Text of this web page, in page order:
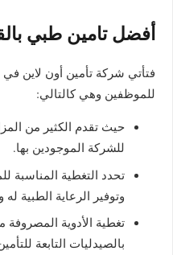
أفضل تامين طبي
فتأتي شركة تأمين أون لاين في
للموظفين وهي كالتالي:
حيث تقدم الكثير من
للشركة الموجودين بها.
تحدد التغطية
وتوفير الرعاية الطبية
تغطية الأدوية
بالصيدليات التابعة